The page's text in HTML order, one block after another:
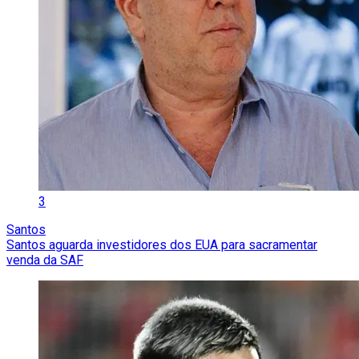
3
Santos
Santos aguarda investidores dos EUA para sacramentar
venda da SAF